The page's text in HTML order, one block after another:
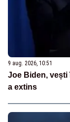
9 aug. 2026, 10:51
Joe Biden, vești
a extins